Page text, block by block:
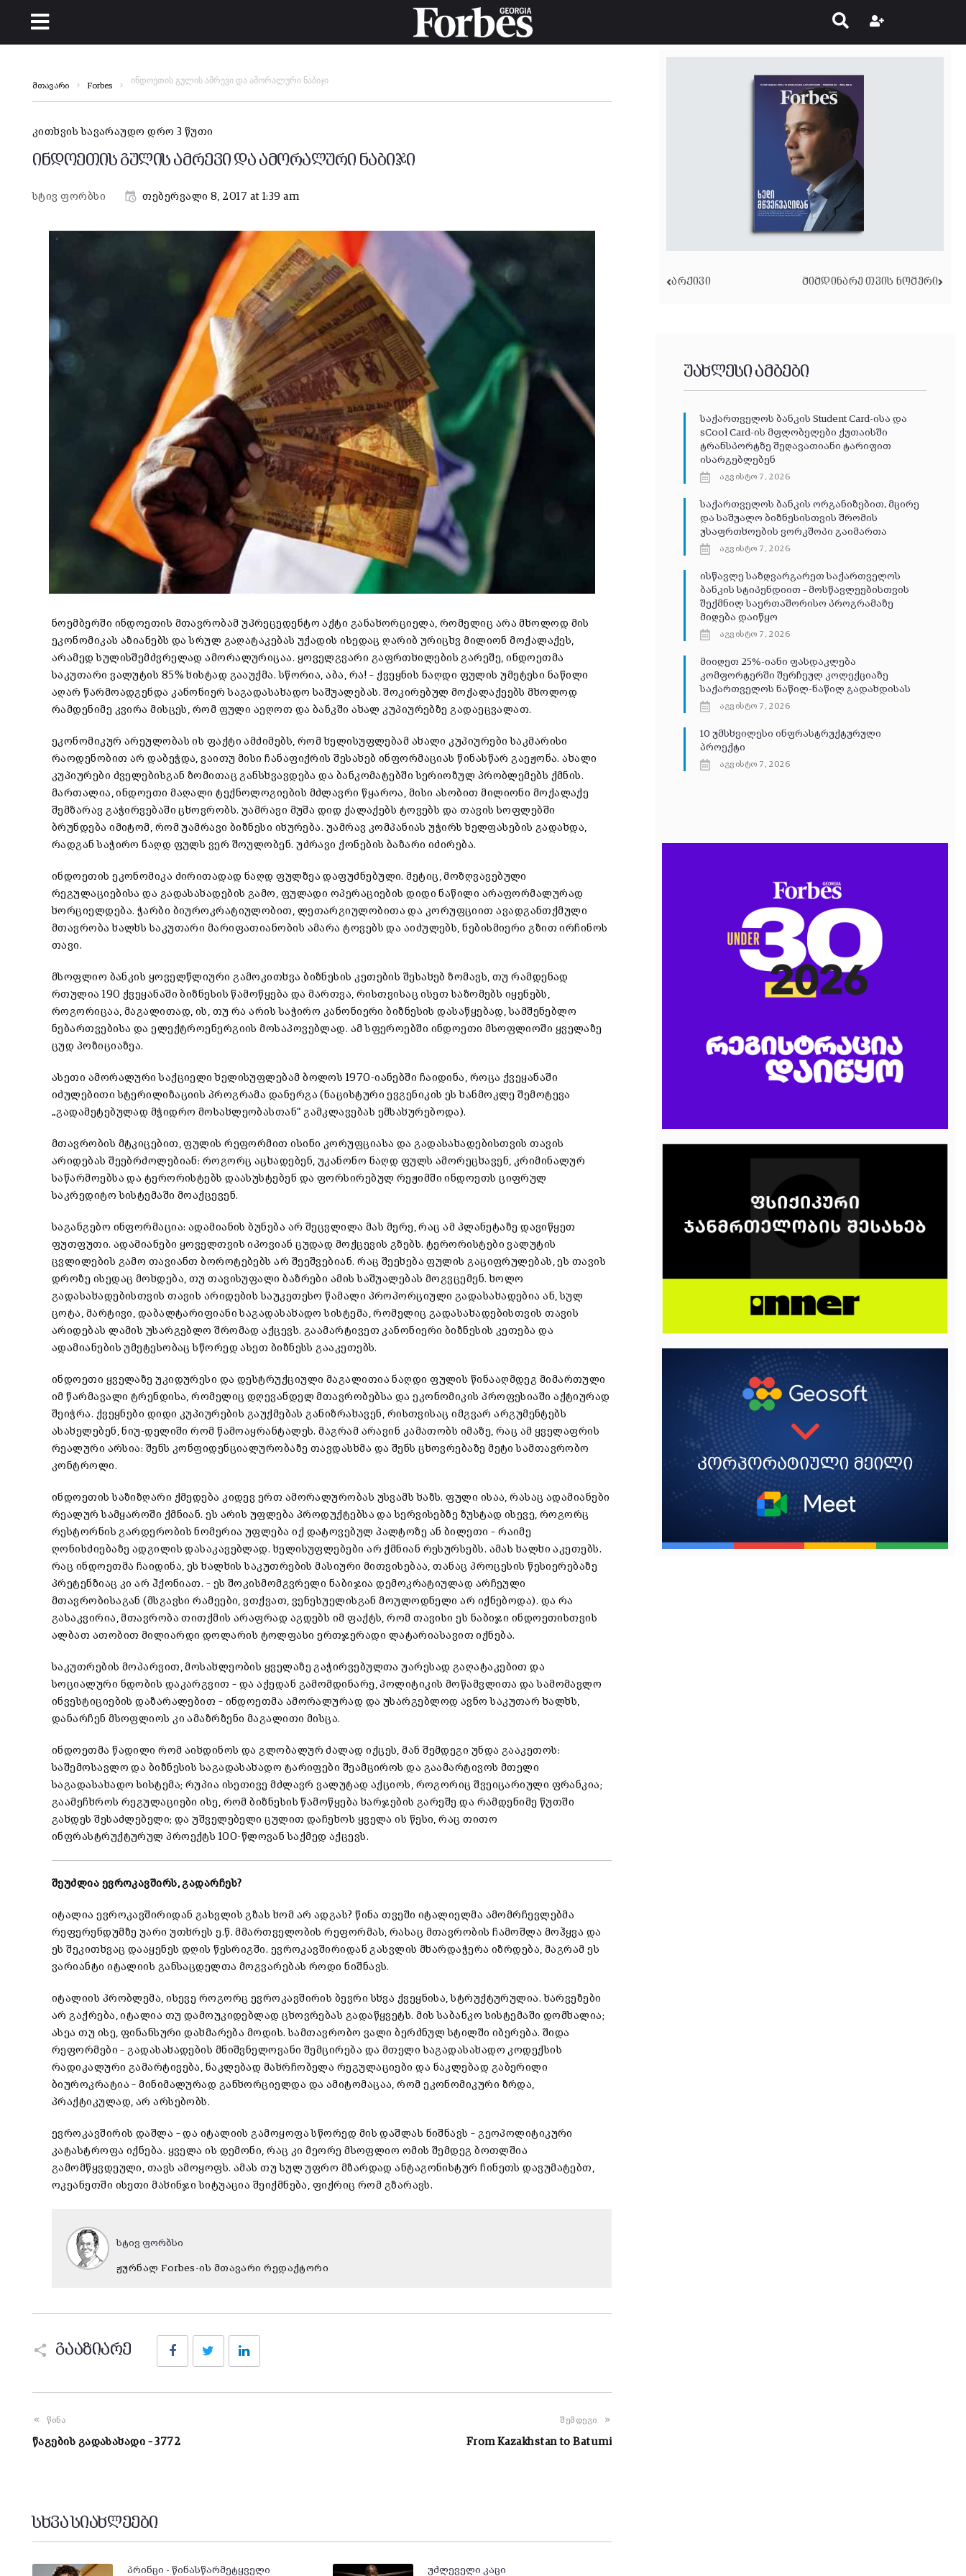
მთავარი Forbes
ინდოეთის გულის ამრევი და ამორალური ნაბიჯი
კითხვის სავარაუდო დრო 3 წუთი
ინდოეთის გულის ამრევი და ამორალური ნაბიჯი
სტივ ფორბსი თებერვალი 8, 2017 at 1:39 am
ნოემბერში ინდოეთის მთავრობამ უპრეცედენტო აქტი განახორციელა, რომელიც არა მხოლოდ მის
ეკონომიკას აზიანებს და სრულ გაღატაკებას უქადის ისედაც ღარიბ ურიცხვ მილიონ მოქალაქეს,
არამედ სულისშემძვრელად ამორალურიცაა. ყოველგვარი გაფრთხილების გარეშე, ინდოეთმა
საკუთარი ვალუტის 85% ხისტად გააუქმა. სწორია, აბა, რა! – ქვეყნის ნაღდი ფულის უმეტესი ნაწილი
აღარ წარმოადგენდა კანონიერ საგადასახადო საშუალებას. შოკირებულ მოქალაქეებს მხოლოდ
რამდენიმე კვირა მისცეს, რომ ფული აეღოთ და ბანკში ახალ კუპიურებზე გადაეცვალათ.
ეკონომიკურ არეულობას ის ფაქტი ამძიმებს, რომ ხელისუფლებამ ახალი კუპიურები საკმარისი
რაოდენობით არ დაბეჭდა, ვაითუ მისი ჩანაფიქრის შესახებ ინფორმაციას წინასწარ გაეჟონა. ახალი
კუპიურები ძველებისგან ზომითაც განსხვავდება და ბანკომატებში სერიოზულ პრობლემებს ქმნის.
მართალია, ინდოეთი მაღალი ტექნოლოგიების მძლავრი წყაროა, მისი ასობით მილიონი მოქალაქე
შემზარავ გაჭირვებაში ცხოვრობს. უამრავი მუშა დიდ ქალაქებს ტოვებს და თავის სოფლებში
ბრუნდება იმიტომ, რომ უამრავი ბიზნესი იხურება. უამრავ კომპანიას უჭირს ხელფასების გადახდა,
რადგან საჭირო ნაღდ ფულს ვერ შოულობენ. უძრავი ქონების ბაზარი იძირება.
ინდოეთის ეკონომიკა ძირითადად ნაღდ ფულზეა დაფუძნებული. მეტიც, მოზღვავებული
რეგულაციებისა და გადასახადების გამო, ფულადი ოპერაციების დიდი ნაწილი არაფორმალურად
ხორციელდება. ჭარბი ბიუროკრატიულობით, ლეთარგიულობითა და კორუფციით ავადგანთქმული
მთავრობა ხალხს საკუთარი მარიფათიანობის ამარა ტოვებს და აიძულებს, ნებისმიერი გზით ირჩინოს
თავი.
მსოფლიო ბანკის ყოველწლიური გამოკითხვა ბიზნესის კეთების შესახებ ზომავს, თუ რამდენად
რთულია 190 ქვეყანაში ბიზნესის წამოწყება და მართვა, რისთვისაც ისეთ საზომებს იყენებს,
როგორიცაა, მაგალითად, ის, თუ რა არის საჭირო კანონიერი ბიზნესის დასაწყებად, სამშენებლო
ნებართვებისა და ელექტროენერგიის მოსაპოვებლად. ამ სფეროებში ინდოეთი მსოფლიოში ყველაზე
ცუდ პოზიციაზეა.
ასეთი ამორალური საქციელი ხელისუფლებამ ბოლოს 1970-იანებში ჩაიდინა, როცა ქვეყანაში
იძულებითი სტერილიზაციის პროგრამა დანერგა (ნაცისტური ევგენიკის ეს ხანმოკლე შემოტევა
„გადამეტებულად მჭიდრო მოსახლეობასთან“ გამკლავებას ემსახურებოდა).
მთავრობის მტკიცებით, ფულის რეფორმით ისინი კორუფციასა და გადასახადებისთვის თავის
არიდებას შეებრძოლებიან: როგორც აცხადებენ, უკანონო ნაღდ ფულს ამორეცხავენ, კრიმინალურ
საწარმოებსა და ტერორისტებს დაასუსტებენ და ფორსირებულ რეჟიმში ინდოეთს ციფრულ
საკრედიტო სისტემაში მოაქცევენ.
საგანგებო ინფორმაცია: ადამიანის ბუნება არ შეცვლილა მას მერე, რაც ამ პლანეტაზე დავიწყეთ
ფუთფუთი. ადამიანები ყოველთვის იპოვიან ცუდად მოქცევის გზებს. ტერორისტები ვალუტის
ცვლილების გამო თავიანთ ბოროტებებს არ შეეშვებიან. რაც შეეხება ფულის გაციფრულებას, ეს თავის
დროზე ისედაც მოხდება, თუ თავისუფალი ბაზრები ამის საშუალებას მოგვცემენ. ხოლო
გადასახადებისთვის თავის არიდების საუკეთესო წამალი პროპორციული გადასახადებია ან, სულ
ცოტა, მარტივი, დაბალტარიფიანი საგადასახადო სისტემა, რომელიც გადასახადებისთვის თავის
არიდებას ლამის უსარგებლო შრომად აქცევს. გაამარტივეთ კანონიერი ბიზნესის კეთება და
ადამიანების უმეტესობაც სწორედ ასეთ ბიზნესს გააკეთებს.
ინდოეთი ყველაზე უკიდურესი და დესტრუქციული მაგალითია ნაღდი ფულის წინააღმდეგ მიმართული
იმ წარმავალი ტრენდისა, რომელიც დღევანდელ მთავრობებსა და ეკონომიკის პროფესიაში აქტიურად
შეიჭრა. ქვეყნები დიდი კუპიურების გაუქმებას განიზრახავენ, რისთვისაც იმგვარ არგუმენტებს
ასახელებენ, ნიუ-დელიში რომ წამოაყრანტალეს. მაგრამ არავინ კამათობს იმაზე, რაც ამ ყველაფრის
რეალური არსია: შენს კონფიდენციალურობაზე თავდასხმა და შენს ცხოვრებაზე მეტი სამთავრობო
კონტროლი.
ინდოეთის საზიზღარი ქმედება კიდევ ერთ ამორალურობას უსვამს ხაზს. ფული ისაა, რასაც ადამიანები
რეალურ სამყაროში ქმნიან. ეს არის უფლება პროდუქტებსა და სერვისებზე ზუსტად ისევე, როგორც
რესტორნის გარდერობის ნომერია უფლება იქ დატოვებულ პალტოზე ან ბილეთი – რაიმე
ღონისძიებაზე ადგილის დასაკავებლად. ხელისუფლებები არ ქმნიან რესურსებს. ამას ხალხი აკეთებს.
რაც ინდოეთმა ჩაიდინა, ეს ხალხის საკუთრების მასიური მითვისებაა, თანაც პროცესის წესიერებაზე
პრეტენზიაც კი არ ჰქონიათ. – ეს შოკისმომგვრელი ნაბიჯია დემოკრატიულად არჩეული
მთავრობისაგან (მსგავსი რამეები, ვთქვათ, ვენესუელისგან მოულოდნელი არ იქნებოდა). და რა
გასაკვირია, მთავრობა თითქმის არაფრად აგდებს იმ ფაქტს, რომ თავისი ეს ნაბიჯი ინდოეთისთვის
ალბათ ათობით მილიარდი დოლარის ტოლფასი ერთჯერადი ლატარიასავით იქნება.
საკუთრების მოპარვით, მოსახლეობის ყველაზე გაჭირვებულთა უარესად გაღატაკებით და
სოციალური ნდობის დაკარგვით – და აქედან გამომდინარე, პოლიტიკის მოწამვლითა და სამომავლო
ინვესტიციების დაზარალებით – ინდოეთმა ამორალურად და უსარგებლოდ ავნო საკუთარ ხალხს,
დანარჩენ მსოფლიოს კი ამაზრზენი მაგალითი მისცა.
ინდოეთმა წადილი რომ აიხდინოს და გლობალურ ძალად იქცეს, მან შემდეგი უნდა გააკეთოს:
საშემოსავლო და ბიზნესის საგადასახადო ტარიფები შეამციროს და გაამარტივოს მთელი
საგადასახადო სისტემა; რუპია ისეთივე მძლავრ ვალუტად აქციოს, როგორიც შვეიცარიული ფრანკია;
გაამეჩხროს რეგულაციები ისე, რომ ბიზნესის წამოწყება ხარჯების გარეშე და რამდენიმე წუთში
გახდეს შესაძლებელი; და უშველებელი ცულით დაჩეხოს ყველა ის წესი, რაც თითო
ინფრასტრუქტურულ პროექტს 100-წლოვან საქმედ აქცევს.
შეუძლია ევროკავშირს, გადარჩეს?
იტალია ევროკავშირიდან გასვლის გზას ხომ არ ადგას? წინა თვეში იტალიელმა ამომრჩევლებმა
რეფერენდუმზე უარი უთხრეს ე.წ. მმართველობის რეფორმას, რასაც მთავრობის ჩამოშლა მოჰყვა და
ეს შეკითხვაც დააყენეს დღის წესრიგში. ევროკავშირიდან გასვლის მხარდაჭერა იზრდება, მაგრამ ეს
ვარიანტი იტალიის განსაცდელთა მოგვარებას როდი ნიშნავს.
იტალიის პრობლემა, ისევე როგორც ევროკავშირის ბევრი სხვა ქვეყნისა, სტრუქტურულია. ხარვეზები
არ გაქრება, იტალია თუ დამოუკიდებლად ცხოვრებას გადაწყვეტს. მის საბანკო სისტემაში დომხალია;
ასეა თუ ისე, ფინანსური დახმარება მოდის. სამთავრობო ვალი ბერძნულ სტილში იბერება. შიდა
რეფორმები – გადასახადების მნიშვნელოვანი შემცირება და მთელი საგადასახადო კოდექსის
რადიკალური გამარტივება, ნაკლებად მახრჩობელა რეგულაციები და ნაკლებად გაბერილი
ბიუროკრატია – მინიმალურად განხორციელდა და ამიტომაცაა, რომ ეკონომიკური ზრდა,
პრაქტიკულად, არ არსებობს.
ევროკავშირის დაშლა – და იტალიის გამოყოფა სწორედ მის დაშლას ნიშნავს – გეოპოლიტიკური
კატასტროფა იქნება. ყველა ის დემონი, რაც კი მეორე მსოფლიო ომის შემდეგ ბოთლშია
გამომწყვდეული, თავს ამოყოფს. ამას თუ სულ უფრო მზარდად ანტაგონისტურ ჩინეთს დავუმატებთ,
ოკეანეთში ისეთი მახინჯი სიტუაცია შეიქმნება, ფიქრიც რომ გზარავს.
სტივ ფორბსი
ჟურნალ Forbes-ის მთავარი რედაქტორი
გააზიარე
FacebookTwitter
წინა
წაგების გადასახადი – 3772
შემდეგი
From Kazakhstan to Batumi
სხვა სიახლეები
პრინცი - წინასწარმეტყველი უძლეველი კაცი
ᲐᲠᲥᲘᲕᲘ ᲛᲘᲛᲓᲘᲜᲐᲠᲔ ᲗᲕᲘᲡ ᲜᲝᲛᲔᲠᲘ
უახლესი ამბები
საქართველოს ბანკის Student Card-ისა და
sCool Card-ის მფლობელები ქუთაისში
ტრანსპორტზე შეღავათიანი ტარიფით
ისარგებლებენ
აგვისტო 7, 2026
საქართველოს ბანკის ორგანიზებით, მცირე
და საშუალო ბიზნესისთვის შრომის
უსაფრთხოების ვორკშოპი გაიმართა
აგვისტო 7, 2026
ისწავლე საზღვარგარეთ საქართველოს
ბანკის სტიპენდიით – მოსწავლეებისთვის
შექმნილ საერთაშორისო პროგრამაზე
მიღება დაიწყო
აგვისტო 7, 2026
მიიღეთ 25%-იანი ფასდაკლება
კომფორტერში შერჩეულ კოლექციაზე
საქართველოს ნაწილ-ნაწილ გადახდისას
აგვისტო 7, 2026
10 უმსხვილესი ინფრასტრუქტურული
პროექტი
აგვისტო 7, 2026